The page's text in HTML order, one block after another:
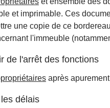
et imprimable. Ces
une copie de ce
l'immeuble
de l'arrêt des fonctions
après
délais